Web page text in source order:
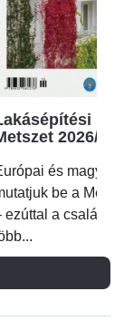
2026/2.
és magyar
be a
ezúttal a családi